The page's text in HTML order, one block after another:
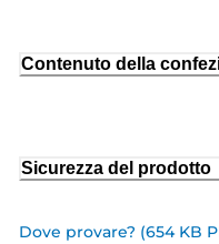
Contenuto della
Sicurezza del prodotto
Dove provare? (654 KB